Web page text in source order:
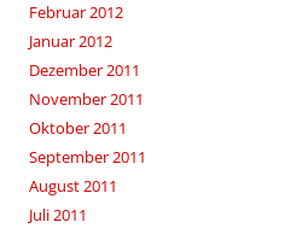
Februar 2012
Januar 2012
Dezember 2011
November 2011
Oktober 2011
September 2011
August 2011
Juli 2011